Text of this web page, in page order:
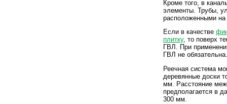
Кроме того, в
элементы. Трубы,
расположенными
Если в качестве
плитку, то поверх
ГВЛ. При
ГВЛ не обязательна.
Реечная система
деревянные доски
мм. Расстояние
предполагается в
300 мм.